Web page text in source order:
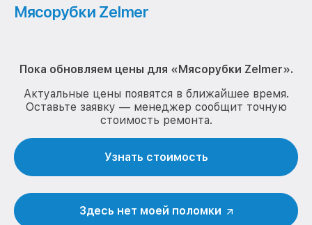
Мясорубки Zelmer
Пока обновляем цены для «Мясорубки Zelmer».
Актуальные цены появятся в ближайшее время.
Оставьте заявку — менеджер сообщит точную
стоимость ремонта.
Узнать стоимость
Здесь нет моей поломки